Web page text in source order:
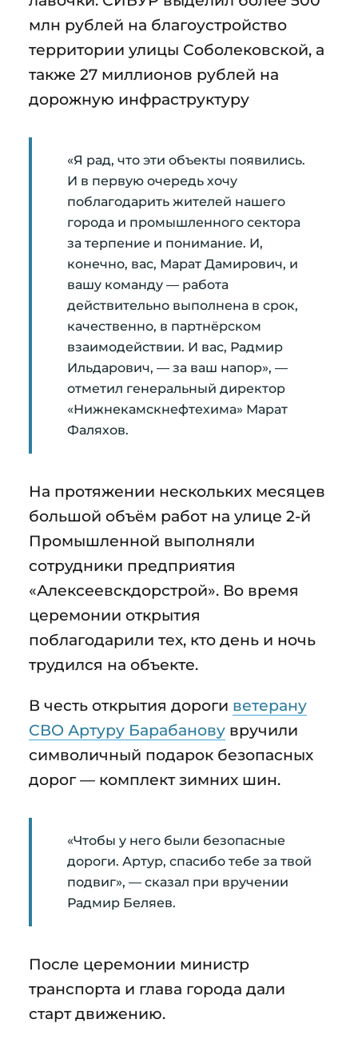
млн рублей на благоустройство
территории улицы Соболековской, а
также 27 миллионов рублей на
дорожную инфраструктуру
«Я рад, что эти объекты появились.
И в первую очередь хочу
поблагодарить жителей нашего
города и промышленного сектора
за терпение и понимание. И,
конечно, вас, Марат Дамирович, и
вашу команду — работа
действительно выполнена в срок,
качественно, в партнёрском
взаимодействии. И вас, Радмир
Ильдарович, — за ваш напор», —
отметил генеральный директор
«Нижнекамскнефтехима» Марат
Фаляхов.
На протяжении нескольких месяцев
большой объём работ на улице 2-й
Промышленной выполняли
сотрудники предприятия
«Алексеевскдорстрой». Во время
церемонии открытия
поблагодарили тех, кто день и ночь
трудился на объекте.
В честь открытия дороги ветерану
СВО Артуру Барабанову вручили
символичный подарок безопасных
дорог — комплект зимних шин.
«Чтобы у него были безопасные
дороги. Артур, спасибо тебе за твой
подвиг», — сказал при вручении
Радмир Беляев.
После церемонии министр
транспорта и глава города дали
старт движению.